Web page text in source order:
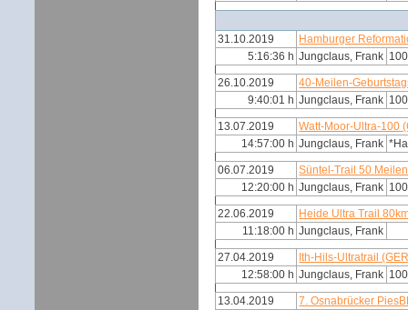
31.10.2019
Hamburger
5:16:36 h Jungclaus, Frank
26.10.2019
40-Meilen-
9:40:01 h Jungclaus, Frank
13.07.2019
Watt-Moor-Ultra-100
14:57:00 h Jungclaus, Frank
06.07.2019
Süntel-Trail 50
12:20:00 h Jungclaus, Frank
22.06.2019
Heide Ultra Trail
11:18:00 h Jungclaus, Frank
27.04.2019
Ith-Hils-Ultratrail
12:58:00 h Jungclaus, Frank
13.04.2019
7. Osnabrücker